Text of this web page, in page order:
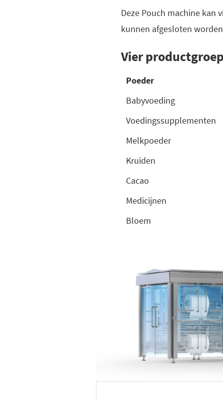
Deze Pouch machine kan
kunnen afgesloten
Vier
Poeder
Babyvoeding
Voedingssupplementen
Melkpoeder
Kruiden
Cacao
Medicijnen
Bloem